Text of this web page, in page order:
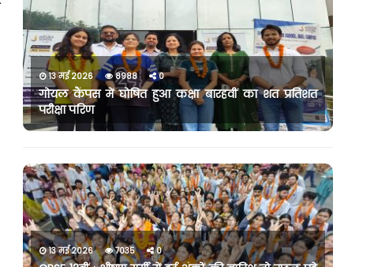
13 मई 2026 8988 0
गोयल कैंपस में घोषित हुआ कक्षा बारहवीं का शत प्रतिशत
परीक्षा परिण
13 मई 2026 7035 0